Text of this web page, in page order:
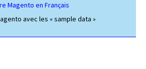
Magento en Français
avec les « sample data »